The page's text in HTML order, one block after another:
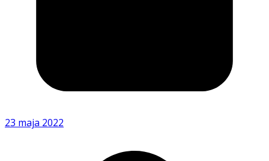
23 maja 2022